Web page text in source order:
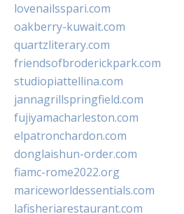
lovenailsspari.com
oakberry-kuwait.com
quartzliterary.com
friendsofbroderickpark.com
studiopiattellina.com
jannagrillspringfield.com
fujiyamacharleston.com
elpatronchardon.com
donglaishun-order.com
fiamc-rome2022.org
mariceworldessentials.com
lafisheriarestaurant.com